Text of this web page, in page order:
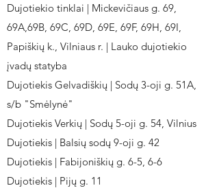
Dujotiekio tinklai | Mickevičiaus g. 69,
69A,69B, 69C, 69D, 69E, 69F, 69H, 69I,
Papiškių k., Vilniaus r. | Lauko dujotiekio
įvadų statyba
Dujotiekis Gelvadiškių | Sodų 3-oji g. 51A,
s/b "Smėlynė"
Dujotiekis Verkių | Sodų 5-oji g. 54, Vilnius
Dujotiekis | Balsių sodų 9-oji g. 42
Dujotiekis | Fabijoniškių g. 6-5, 6-6
Dujotiekis | Pijų g. 11